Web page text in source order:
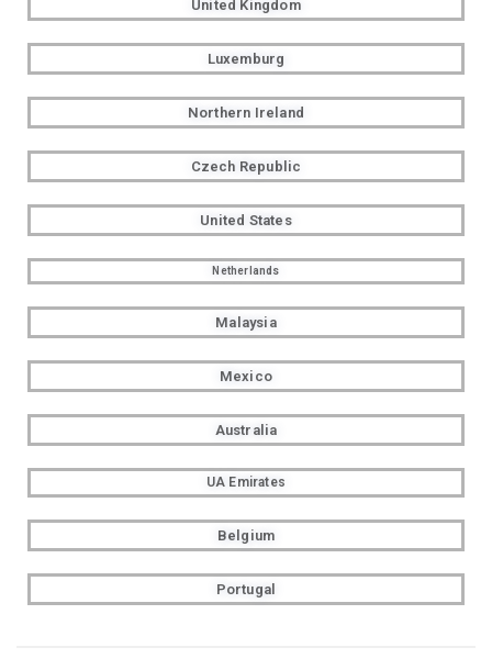
United Kingdom
Luxemburg
Northern Ireland
Czech Republic
United States
Netherlands
Malaysia
Mexico
Australia
UA Emirates
Belgium
Portugal